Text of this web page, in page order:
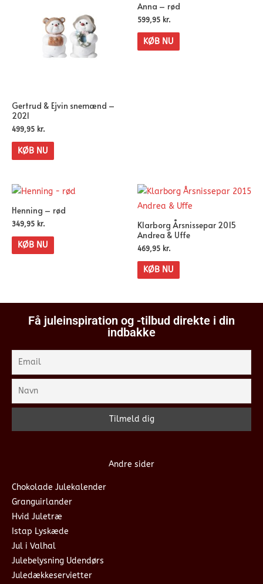
Gertrud & Ejvin snemænd –
2021
499,95 kr.
KØB NU
Anna – rød
599,95 kr.
KØB NU
Henning – rød
349,95 kr.
KØB NU
Klarborg Årsnissepar 2015
Andrea & Uffe
469,95 kr.
KØB NU
Få juleinspiration og -tilbud direkte i din
indbakke
Andre sider
Chokolade Julekalender
Granguirlander
Hvid Juletræ
Istap Lyskæde
Jul i Valhal
Julebelysning Udendørs
Juledækkeservietter